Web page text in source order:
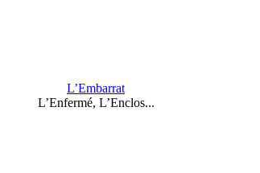
L’Embarrat
L’Enfermé, L’Enclos...